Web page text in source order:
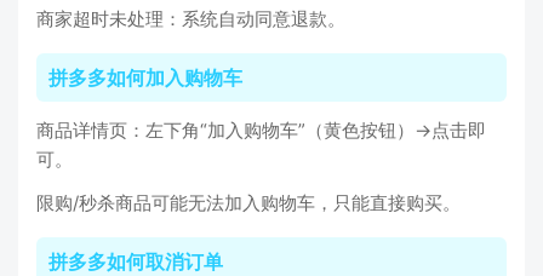
商家超时未处理：系统自动同意退款。
拼多多如何加入购物车
商品详情页：左下角“加入购物车”（黄色按钮）→点击即
可。
限购/秒杀商品可能无法加入购物车，只能直接购买。
拼多多如何取消订单